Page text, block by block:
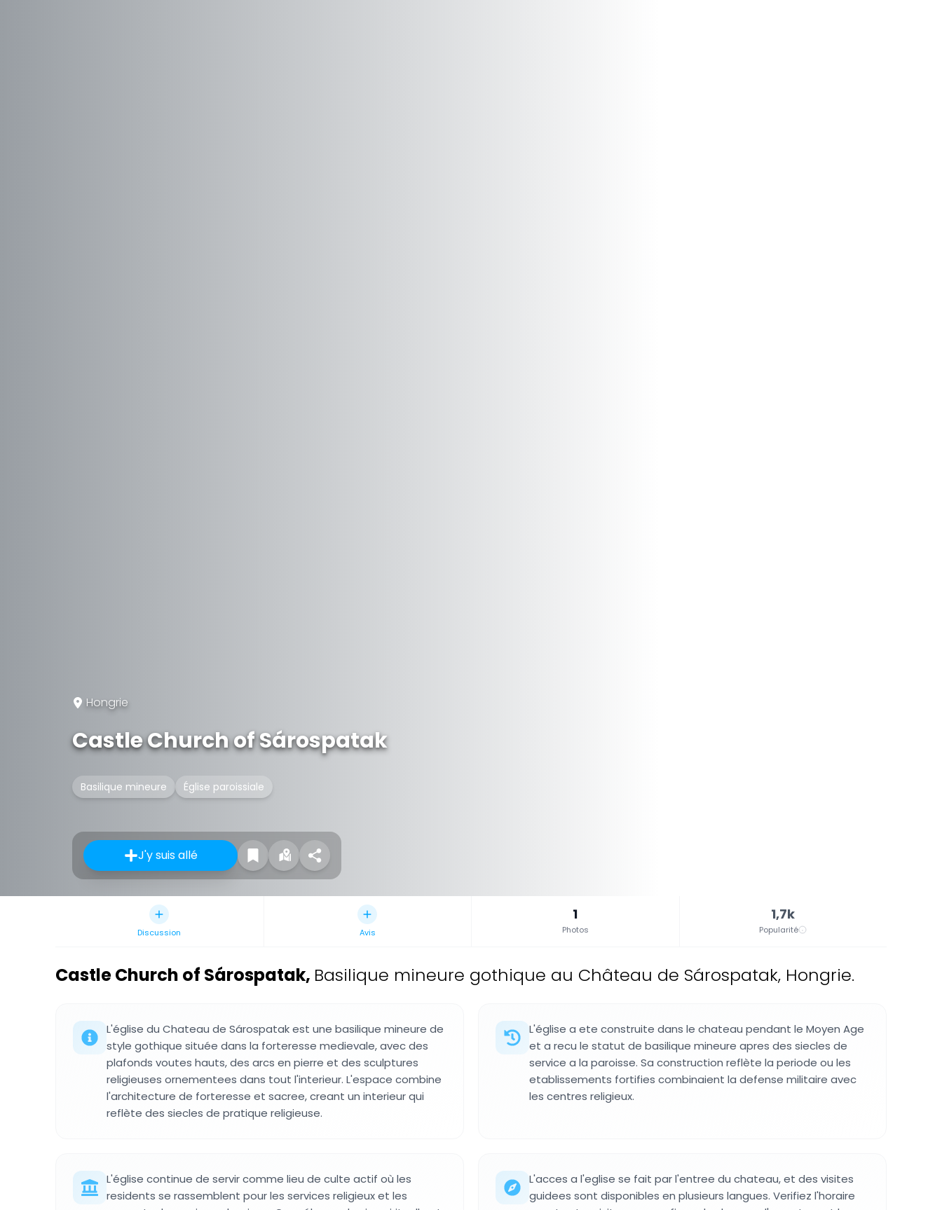
Hongrie
Castle Church of Sárospatak
Basilique mineure Église paroissiale
J'y suis allé
Discussion Avis
1
Photos
1,7k
Popularité
Castle Church of Sárospatak, Basilique mineure gothique au Château de Sárospatak, Hongrie.
L'église du Chateau de Sárospatak est une basilique mineure de
style gothique située dans la forteresse medievale, avec des
plafonds voutes hauts, des arcs en pierre et des sculptures
religieuses ornementees dans tout l'interieur. L'espace combine
l'architecture de forteresse et sacree, creant un interieur qui
reflète des siecles de pratique religieuse.
L'église a ete construite dans le chateau pendant le Moyen Age
et a recu le statut de basilique mineure apres des siecles de
service a la paroisse. Sa construction reflète la periode ou les
etablissements fortifies combinaient la defense militaire avec
les centres religieux.
L'église continue de servir comme lieu de culte actif où les
residents se rassemblent pour les services religieux et les
L'acces a l'eglise se fait par l'entree du chateau, et des visites
guidees sont disponibles en plusieurs langues. Verifiez l'horaire